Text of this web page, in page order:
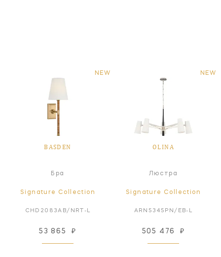
NEW
BASDEN
Бра
Signature Collection
CHD2083AB/NRT-L
53 865 ₽
NEW
OLINA
Люстра
Signature Collection
ARN5345PN/EB-L
505 476 ₽